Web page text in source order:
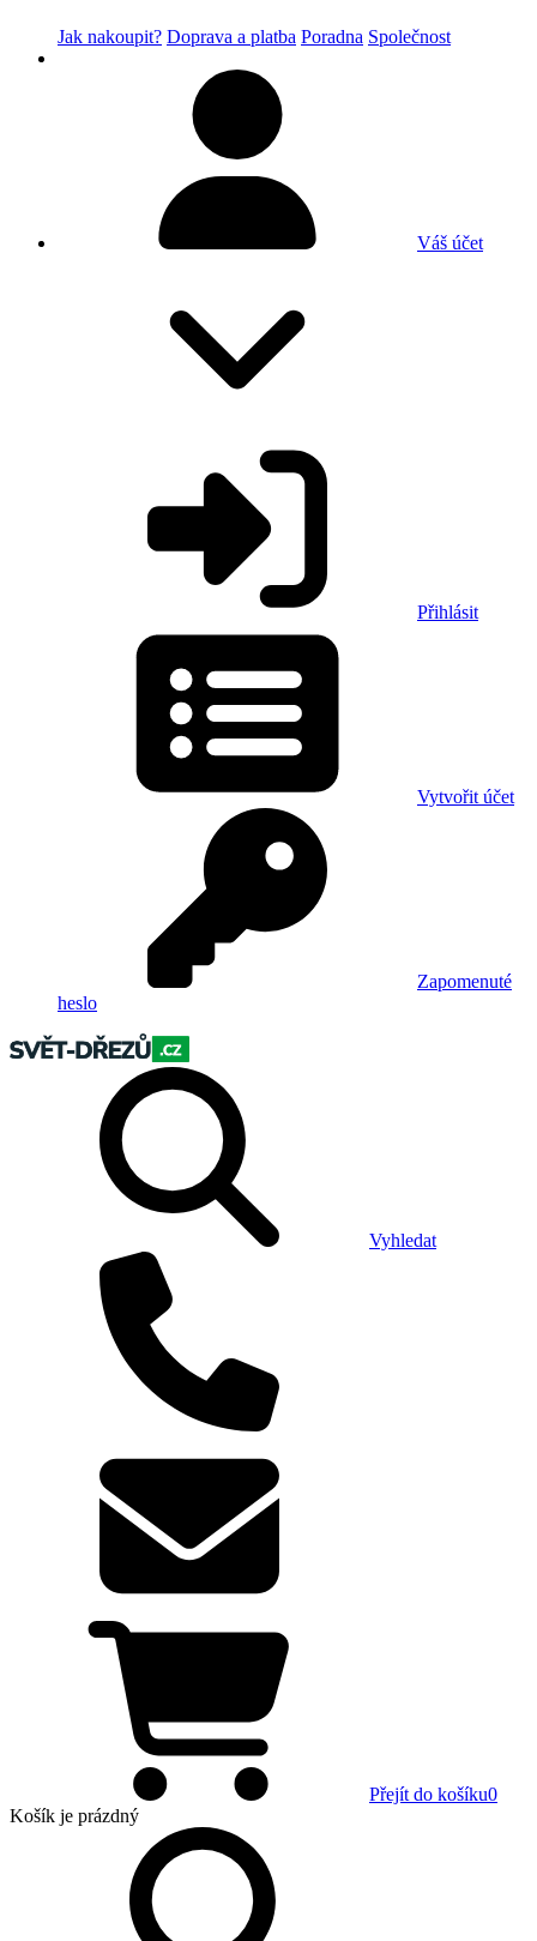
Jak nakoupit? Doprava a platba Poradna Společnost
Váš účet
Přihlásit
Vytvořit účet
Zapomenuté
heslo
Vyhledat
Přejít do košíku0
Košík je prázdný